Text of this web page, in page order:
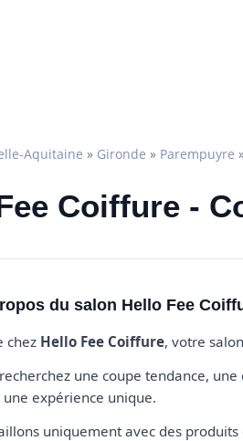
Aquitaine » Gironde » Parempuyre »
Coiffure -
du salon Hello Fee
chez Hello Fee Coiffure, votre
une coupe tendance,
expérience unique.
uniquement avec des